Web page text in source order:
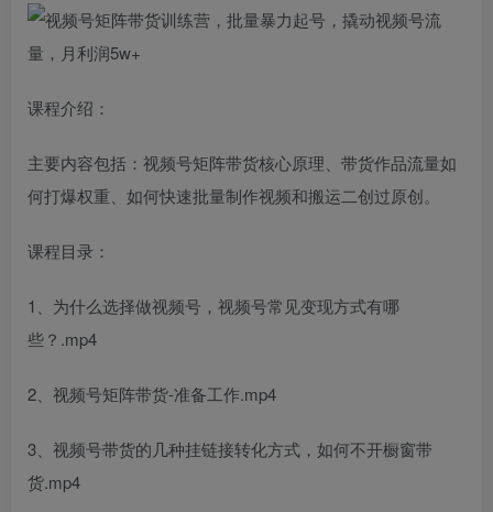
课程介绍：
主要内容包括：视频号矩阵带货核心原理、带货作品流量如
何打爆权重、如何快速批量制作视频和搬运二创过原创。
课程目录：
1、为什么选择做视频号，视频号常见变现方式有哪
些？.mp4
2、视频号矩阵带货-准备工作.mp4
3、视频号带货的几种挂链接转化方式，如何不开橱窗带
货.mp4